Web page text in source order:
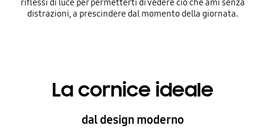
riflessi di luce per permetterti di vedere ciò che ami senza
distrazioni, a prescindere dal momento della giornata.
La cornice ideale
dal design moderno